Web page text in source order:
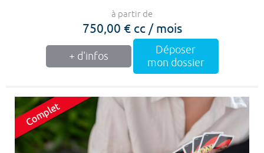
à partir de
750,00 € cc / mois
+ d'infos
Déposer
mon dossier